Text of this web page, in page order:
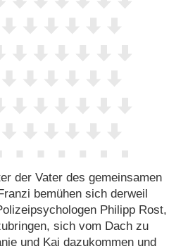
der Vater des gemeinsamen
bemühen sich derweil
Philipp Rost,
sich vom Dach zu
und Kai dazukommen und